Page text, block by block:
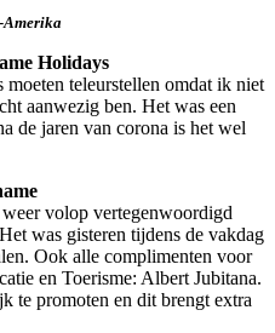
Amerika
Holidays
teleurstellen omdat ik niet
aanwezig ben. Het was een
de jaren van corona is het wel
volop vertegenwoordigd
was gisteren tijdens de vakdag
Ook alle complimenten voor
en Toerisme: Albert Jubitana.
te promoten en dit brengt extra